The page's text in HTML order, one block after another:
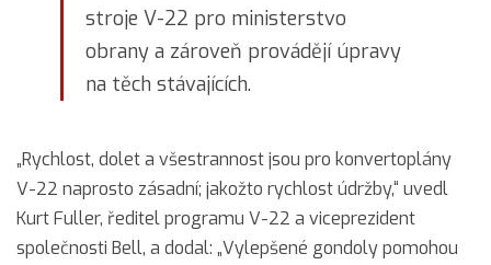
stroje V-22 pro ministerstvo
obrany a zároveň provádějí úpravy
na těch stávajících.
„Rychlost, dolet a všestrannost jsou pro konvertoplány
V-22 naprosto zásadní; jakožto rychlost údržby,“ uvedl
Kurt Fuller, ředitel programu V-22 a viceprezident
společnosti Bell, a dodal: „Vylepšené gondoly pomohou